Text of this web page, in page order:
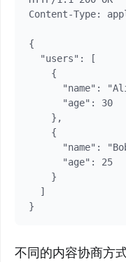
Content-Type:
{
  "users": [
    {
"name":
      "age": 30
    },
    {
"name":
      "age": 25
    }
  ]
不同的内容协商方